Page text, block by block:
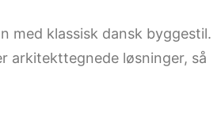
med klassisk dansk byggestil.
arkitekttegnede løsninger, så